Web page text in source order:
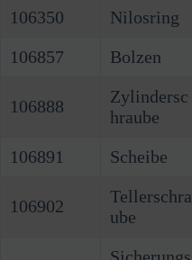
106350 Nilosring
106857
Bolzen
106888
Zylindersc
hraube
106891 Scheibe
106902
Tellerschra
ube